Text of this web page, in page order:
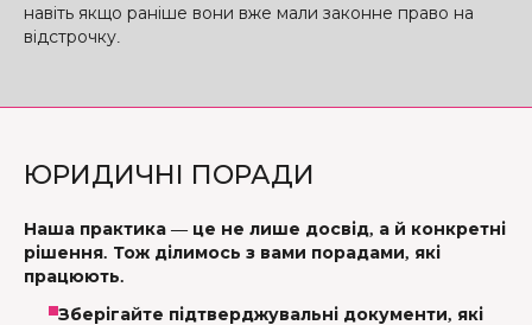
навіть якщо раніше вони вже мали законне право на
відстрочку.
ЮРИДИЧНІ ПОРАДИ
Наша практика — це не лише досвід, а й конкретні
рішення. Тож ділимось з вами порадами, які
працюють.
Зберігайте підтверджувальні документи, які